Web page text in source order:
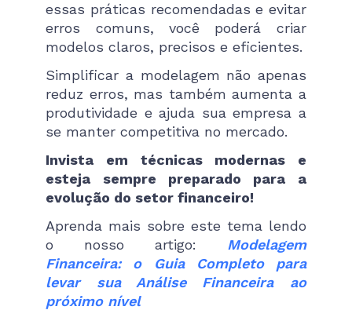
essas práticas recomendadas e evitar
erros comuns, você poderá criar
modelos claros, precisos e eficientes.
Simplificar a modelagem não apenas
reduz erros, mas também aumenta a
produtividade e ajuda sua empresa a
se manter competitiva no mercado.
Invista em técnicas modernas e
esteja sempre preparado para a
evolução do setor financeiro!
Aprenda mais sobre este tema lendo
o nosso artigo: Modelagem
Financeira: o Guia Completo para
levar sua Análise Financeira ao
próximo nível